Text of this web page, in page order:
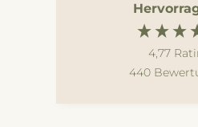
4,77
440